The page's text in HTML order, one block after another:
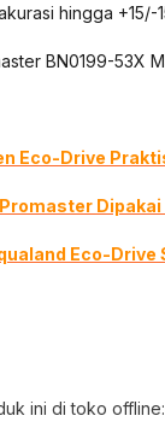
hingga +15/-
BN0199-53X
Eco-Drive
Eco-Drive
ini di toko offline: